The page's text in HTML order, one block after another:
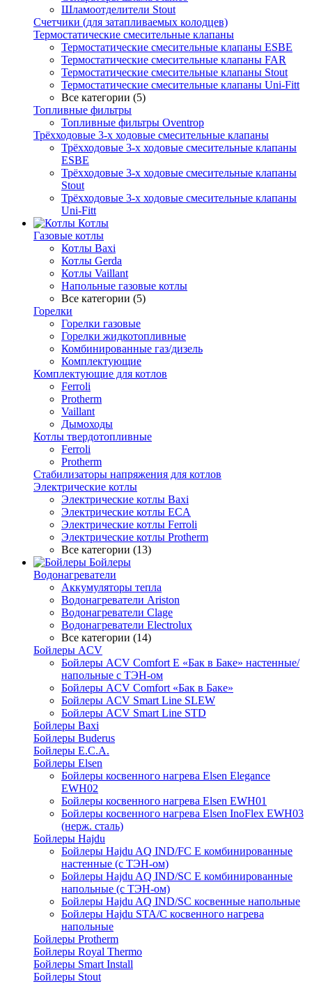
Шламоотделители Stout
Счетчики (для затапливаемых колодцев)
Термостатические смесительные клапаны
Термостатические смесительные клапаны ESBE
Термостатические смесительные клапаны FAR
Термостатические смесительные клапаны Stout
Термостатические смесительные клапаны Uni-Fitt
Все категории (5)
Топливные фильтры
Топливные фильтры Oventrop
Трёхходовые 3-х ходовые смесительные клапаны
Трёхходовые 3-х ходовые смесительные клапаны
ESBE
Трёхходовые 3-х ходовые смесительные клапаны
Stout
Трёхходовые 3-х ходовые смесительные клапаны
Uni-Fitt
Котлы
Газовые котлы
Котлы Baxi
Котлы Gerda
Котлы Vaillant
Напольные газовые котлы
Все категории (5)
Горелки
Горелки газовые
Горелки жидкотопливные
Комбинированные газ/дизель
Комплектующие
Комплектующие для котлов
Ferroli
Protherm
Vaillant
Дымоходы
Котлы твердотопливные
Ferroli
Protherm
Стабилизаторы напряжения для котлов
Электрические котлы
Электрические котлы Baxi
Электрические котлы ECA
Электрические котлы Ferroli
Электрические котлы Protherm
Все категории (13)
Бойлеры
Водонагреватели
Аккумуляторы тепла
Водонагреватели Ariston
Водонагреватели Clage
Водонагреватели Electrolux
Все категории (14)
Бойлеры ACV
Бойлеры ACV Comfort E «Бак в Баке» настенные/
напольные c ТЭН-ом
Бойлеры ACV Comfort «Бак в Баке»
Бойлеры ACV Smart Line SLEW
Бойлеры ACV Smart Line STD
Бойлеры Baxi
Бойлеры Buderus
Бойлеры E.C.A.
Бойлеры Elsen
Бойлеры косвенного нагрева Elsen Elegance
EWH02
Бойлеры косвенного нагрева Elsen EWH01
Бойлеры косвенного нагрева Elsen InoFlex EWH03
(нерж. сталь)
Бойлеры Hajdu
Бойлеры Hajdu AQ IND/FC E комбинированные
настенные (с ТЭН-ом)
Бойлеры Hajdu AQ IND/SC E комбинированные
напольные (с ТЭН-ом)
Бойлеры Hajdu AQ IND/SC косвенные напольные
Бойлеры Hajdu STA/C косвенного нагрева
напольные
Бойлеры Protherm
Бойлеры Royal Thermo
Бойлеры Smart Install
Бойлеры Stout